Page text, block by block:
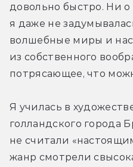
довольно быстро. Ни
я даже не
волшебные миры и
из собственного
потрясающее, что
Я училась в
голландского города
не считали
жанр смотрели